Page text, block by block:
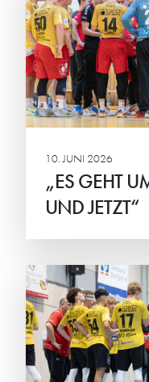
10. JUNI 2026
„ES GEHT
UND JETZT“
JBLH-B: HG
am
mit
Halle.
B1
RUNDE
Jugend-
Oftersheim/